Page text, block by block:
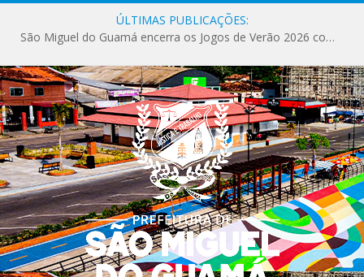
ÚLTIMAS PUBLICAÇÕES:
São Miguel do Guamá encerra os Jogos de Verão 2026 com sucesso de público e competições.